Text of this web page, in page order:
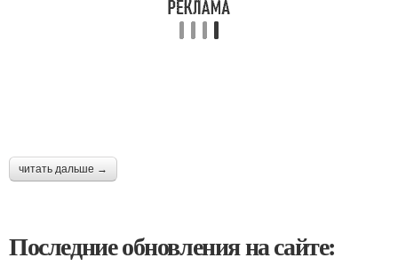
читать дальше →
Последние обновления на сайте: